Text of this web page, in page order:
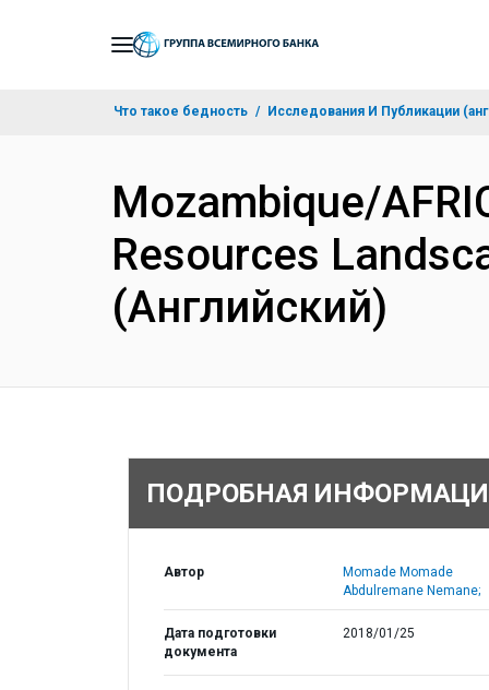
Что такое бедность Исследования И Публикации
Mozambique/
Resources
(Английский)
ПОДРОБНАЯ
Автор
Momade Momade
Abdulremane Nemane;
Дата подготовки
документа
2018/01/25